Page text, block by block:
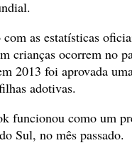
as estatísticas
crianças ocorrem no
2013 foi aprovada
adotivas.
funcionou como um
Sul, no mês passado.